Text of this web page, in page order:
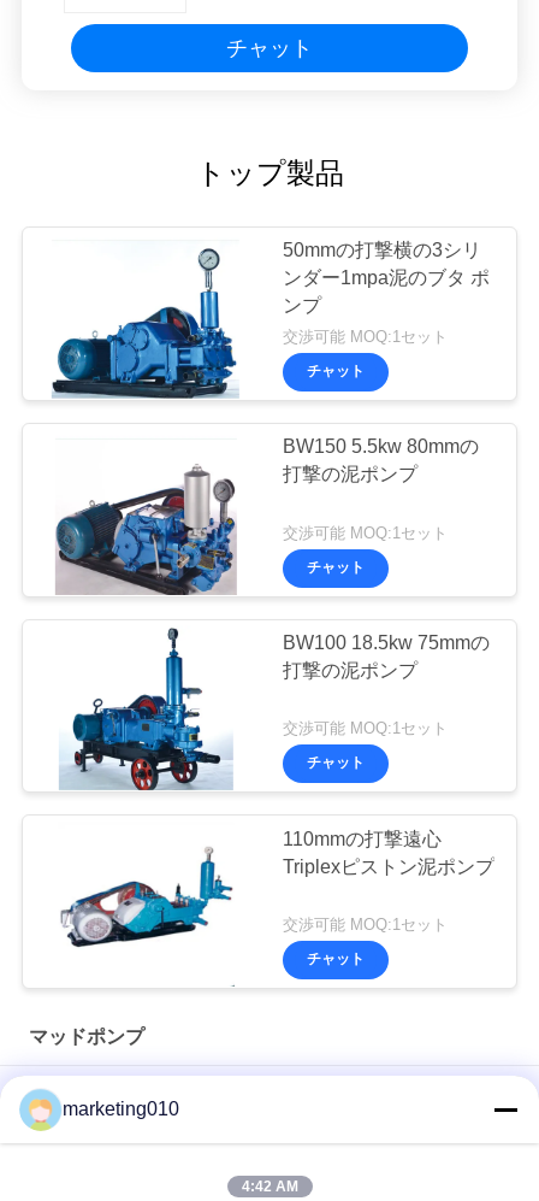
シ
チャット
トップ製品
50mmの打撃横の3シリ
ンダー1mpa泥のブタ ポ
ンプ
交渉可能 MOQ:1セット
チャット
BW150 5.5kw 80mmの
打撃の泥ポンプ
交渉可能 MOQ:1セット
チャット
BW100 18.5kw 75mmの
打撃の泥ポンプ
交渉可能 MOQ:1セット
チャット
110mmの打撃遠心
Triplexピストン泥ポンプ
交渉可能 MOQ:1セット
チャット
マッドポンプ
井戸または調査工学のための泥ポンプBW-160
基礎構造、あくのための泥ポンプBW-450井戸か調査
単動ピストン・ポンプを交換する泥ポンプBW320横の3シリン
marketing010
4:42 AM